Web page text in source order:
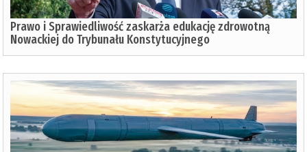
Prawo i Sprawiedliwość zaskarża edukację zdrowotną
Nowackiej do Trybunału Konstytucyjnego